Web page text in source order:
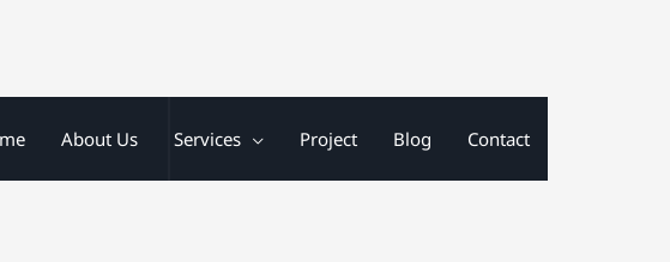
About Us Services Project Blog Contact